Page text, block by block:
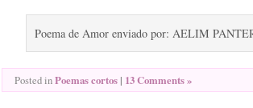
Poema de Amor enviado por: AELIM
Posted inPoemas cortos | 13 Comments »